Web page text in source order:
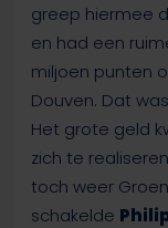
greep hiermee
en had een
miljoen punten
Douven. Dat
Het grote geld
zich te
toch weer
schakelde